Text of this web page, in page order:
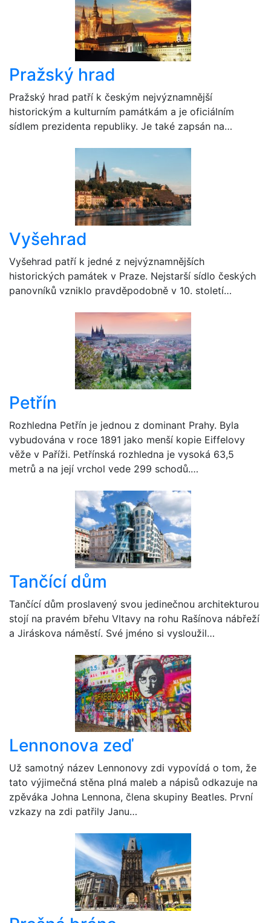
Pražský hrad
Pražský hrad patří k českým nejvýznamnější
historickým a kulturním památkám a je oficiálním
sídlem prezidenta republiky. Je také zapsán na…
Vyšehrad
Vyšehrad patří k jedné z nejvýznamnějších
historických památek v Praze. Nejstarší sídlo českých
panovníků vzniklo pravděpodobně v 10. století…
Petřín
Rozhledna Petřín je jednou z dominant Prahy. Byla
vybudována v roce 1891 jako menší kopie Eiffelovy
věže v Paříži. Petřínská rozhledna je vysoká 63,5
metrů a na její vrchol vede 299 schodů.…
Tančící dům
Tančící dům proslavený svou jedinečnou architekturou
stojí na pravém břehu Vltavy na rohu Rašínova nábřeží
a Jiráskova náměstí. Své jméno si vysloužil…
Lennonova zeď
Už samotný název Lennonovy zdi vypovídá o tom, že
tato výjimečná stěna plná maleb a nápisů odkazuje na
zpěváka Johna Lennona, člena skupiny Beatles. První
vzkazy na zdi patřily Janu…